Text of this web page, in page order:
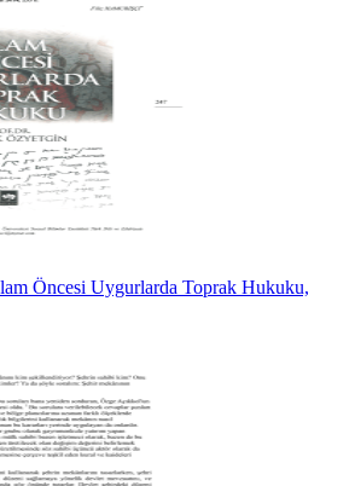
Öncesi Uygurlarda Toprak Hukuku,